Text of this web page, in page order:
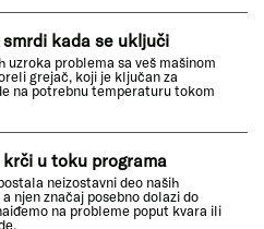
smrdi kada se uključi
uzroka problema sa veš mašinom
grejač, koji je ključan za
na potrebnu temperaturu tokom
krči u toku programa
neizostavni deo naših
njen značaj posebno dolazi do
na probleme poput kvara ili